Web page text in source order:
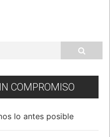
COMPROMISO
lo antes posible